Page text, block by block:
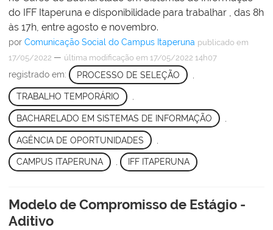
do IFF Itaperuna e disponibilidade para trabalhar , das 8h
às 17h, entre agosto e novembro.
por Comunicação Social do Campus Itaperuna publicado em
17/05/2022 — última modificação em 17/05/2022 14h07
registrado em: PROCESSO DE SELEÇÃO
TRABALHO TEMPORÁRIO ,
BACHARELADO EM SISTEMAS DE INFORMAÇÃO
AGÊNCIA DE OPORTUNIDADES
CAMPUS ITAPERUNA , IFF ITAPERUNA
Modelo de Compromisso de Estágio -
Aditivo